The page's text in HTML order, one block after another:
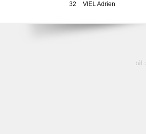
32
VIEL Adrien
tél :